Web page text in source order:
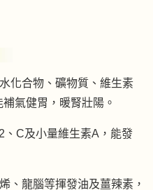
化合物、礦物質、維生素
氣健胃，暖腎壯陽。
、C及小量維生素A，能發
、龍腦等揮發油及薑辣素，